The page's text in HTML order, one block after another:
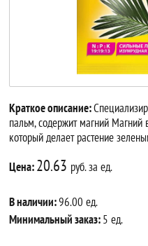
Краткое описание:
пальм, содержит магний Магний
который делает растение
Цена:20.63 руб. за ед.
В наличии:96.00 ед.
Минимальный заказ:5 ед.